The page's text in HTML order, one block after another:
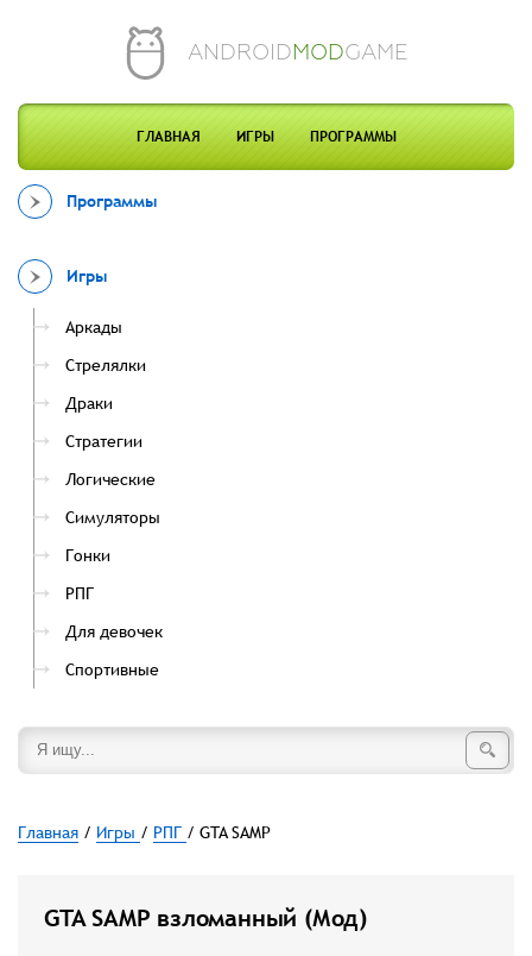
ANDROIDMODGAME
ГЛАВНАЯ ИГРЫ ПРОГРАММЫ
Программы
Игры
Аркады
Стрелялки
Драки
Стратегии
Логические
Симуляторы
Гонки
РПГ
Для девочек
Спортивные
Главная / Игры / РПГ / GTA SAMP
GTA SAMP взломанный (Мод)